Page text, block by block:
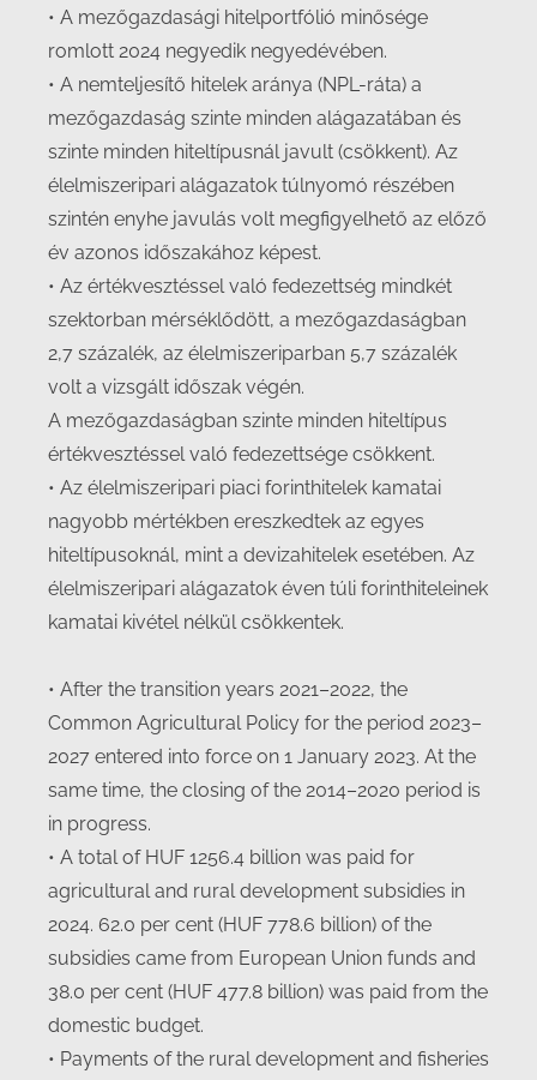
• A mezőgazdasági hitelportfólió minősége
romlott 2024 negyedik negyedévében.
• A nemteljesítő hitelek aránya (NPL-ráta) a
mezőgazdaság szinte minden alágazatában és
szinte minden hiteltípusnál javult (csökkent). Az
élelmiszeripari alágazatok túlnyomó részében
szintén enyhe javulás volt megfigyelhető az előző
év azonos időszakához képest.
• Az értékvesztéssel való fedezettség mindkét
szektorban mérséklődött, a mezőgazdaságban
2,7 százalék, az élelmiszeriparban 5,7 százalék
volt a vizsgált időszak végén.
A mezőgazdaságban szinte minden hiteltípus
értékvesztéssel való fedezettsége csökkent.
• Az élelmiszeripari piaci forinthitelek kamatai
nagyobb mértékben ereszkedtek az egyes
hiteltípusoknál, mint a devizahitelek esetében. Az
élelmiszeripari alágazatok éven túli forinthiteleinek
kamatai kivétel nélkül csökkentek.
• After the transition years 2021–2022, the
Common Agricultural Policy for the period 2023–
2027 entered into force on 1 January 2023. At the
same time, the closing of the 2014–2020 period is
in progress.
• A total of HUF 1256.4 billion was paid for
agricultural and rural development subsidies in
2024. 62.0 per cent (HUF 778.6 billion) of the
subsidies came from European Union funds and
38.0 per cent (HUF 477.8 billion) was paid from the
domestic budget.
• Payments of the rural development and fisheries